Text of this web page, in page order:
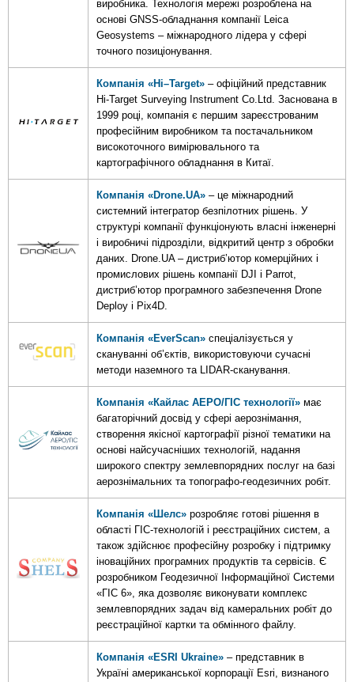
виробника. Технологія мережі розроблена на
основі GNSS-обладнання компанії Leica
Geosystems – міжнародного лідера у сфері
точного позиціонування.
Компанія «Hi–Target» – офіційний представник
Hi-Target Surveying Instrument Co.Ltd. Заснована в
1999 році, компанія є першим зареєстрованим
професійним виробником та постачальником
високоточного вимірювального та
картографічного обладнання в Китаї.
Компанія «Drone.UA» – це міжнародний
системний інтегратор безпілотних рішень. У
структурі компанії функціонують власні інженерні
і виробничі підрозділи, відкритий центр з обробки
даних. Drone.UA – дистриб’ютор комерційних і
промислових рішень компанії DJI і Parrot,
дистриб’ютор програмного забезпечення Drone
Deploy і Pix4D.
Компанія «EverScan» спеціалізується у
скануванні об’єктів, використовуючи сучасні
методи наземного та LIDAR-сканування.
Компанія «Кайлас АЕРО/ГІС технології» має
багаторічний досвід у сфері аерознімання,
створення якісної картографії різної тематики на
основі найсучасніших технологій, надання
широкого спектру землевпорядних послуг на базі
аерознімальних та топографо-геодезичних робіт.
Компанія «Шелс» розробляє готові рішення в
області ГІС-технологій і реєстраційних систем, а
також здійснює професійну розробку і підтримку
іноваційних програмних продуктів та сервісів. Є
розробником Геодезичної Інформаційної Системи
«ГІС 6», яка дозволяє виконувати комплекс
землевпорядних задач від камеральних робіт до
реєстраційної картки та обмінного файлу.
Компанія «ESRI Ukraine» – представник в
Україні американської корпорації Esri, визнаного